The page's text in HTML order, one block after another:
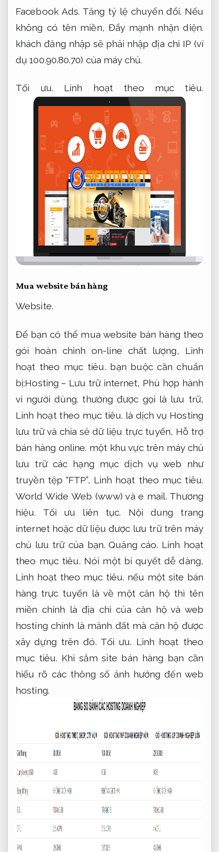
Facebook Ads. Tăng tỷ lệ chuyển đổi. Nếu
không có tên miền,Đẩy mạnh nhận diện.
khách đăng nhập sẽ phải nhập địa chỉ IP (ví
dụ 100.90.80.70) của máy chủ.
Tối ưu. Linh hoạt theo mục tiêu.
Mua website bán hàng
Website.
Để bạn có thể mua website bán hàng theo
gói hoàn chỉnh on-line chất lượng, Linh
hoạt theo mục tiêu. bạn buộc cần chuẩn
bị:Hosting – Lưu trữ internet, Phù hợp hành
vi người dùng. thường được gọi là lưu trữ,
Linh hoạt theo mục tiêu. là dịch vụ Hosting
lưu trữ và chia sẻ dữ liệu trực tuyến, Hỗ trợ
bán hàng online. một khu vực trên máy chủ
lưu trữ các hạng mục dịch vụ web như
truyền tệp “FTP”, Linh hoạt theo mục tiêu.
World Wide Web (www) và e mail. Thương
hiệu.
Tối ưu liên tục. Nội dung trang
internet hoặc dữ liệu được lưu trữ trên máy
chủ lưu trữ của bạn.Quảng cáo. Linh hoạt
theo mục tiêu. Nói một bí quyết dễ dàng,
Linh hoạt theo mục tiêu. nếu một site bán
hàng trực tuyến là về một căn hộ thì tên
miền chính là địa chỉ của căn hộ và web
hosting chính là mảnh đất mà căn hộ được
xây dựng trên đó. Tối ưu. Linh hoạt theo
mục tiêu. Khi sắm site bán hàng bạn cần
hiểu rõ các thông số ảnh hưởng đến web
hosting.